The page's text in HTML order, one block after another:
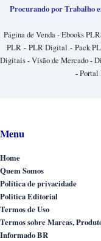
Procurando por Trabalho
Página de Venda-Ebooks
PLR - PLR Digital - Pack
Digitais-Visão de Mercado-
-Portal
Menu
Home
Quem Somos
Política de privacidade
Politica Editorial
Termos de Uso
Termos sobre Marcas,
Informado BR